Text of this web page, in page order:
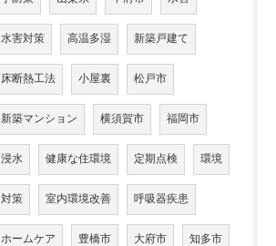
水害対策 高温多湿 新築戸建て
床断熱工法 小屋裏 松戸市
新築マンション 横須賀市 福岡市
浸水 健康な住環境 定期点検 環境
対策 室内環境改善 呼吸器疾患
ホームケア 豊橋市 大府市 知多市